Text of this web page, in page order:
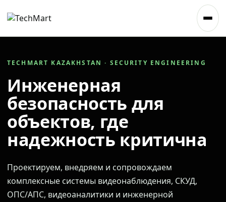
TECHMART KAZAKHSTAN · SECURITY ENGINEERING
Инженерная
безопасность для
объектов, где
надежность критична
Проектируем, внедряем и сопровождаем
комплексные системы видеонаблюдения, СКУД,
ОПС/АПС, видеоаналитики и инженерной